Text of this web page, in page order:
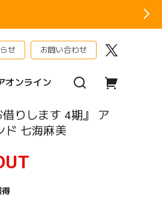
せ お問い合わせ
オンライン
りします 4期』 ア
ド 七海麻美
得